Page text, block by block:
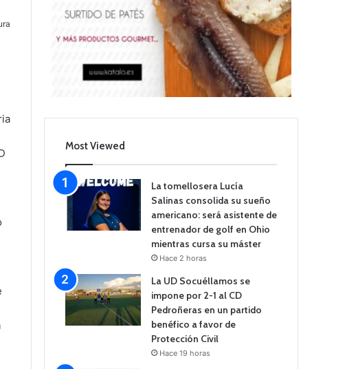
Most Viewed
La tomellosera Lucía
Salinas consolida su sueño
americano: será asistente de
entrenador de golf en Ohio
mientras cursa su máster
Hace 2 horas
La UD Socuéllamos se
impone por 2-1 al CD
Pedroñeras en un partido
benéfico a favor de
Protección Civil
Hace 19 horas